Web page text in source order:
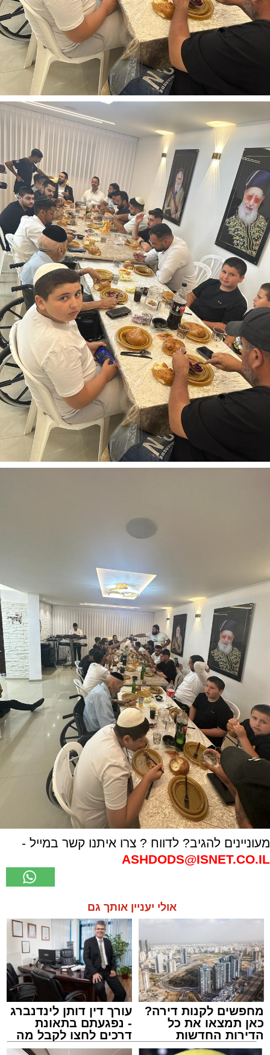
מעוניינים להגיב? לדווח ? צרו איתנו קשר במייל -
ASHDODS@ISNET.CO.IL
אולי יעניין אותך גם
מחפשים לקנות דירה?
כאן תמצאו את כל
הדירות החדשות
למכירה באשדוד >>>
עורך דין דותן לינדנברג
- נפגעתם בתאונת
דרכים לחצו לקבל מה
שמגיע לכם